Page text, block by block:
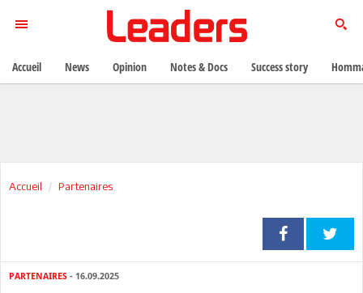
Accueil Partenaires
PARTENAIRES - 16.09.2025
Accueil News Opinion Notes & Docs Success story